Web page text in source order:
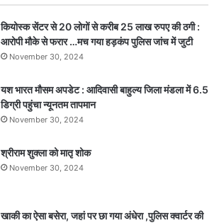
कियोस्क सेंटर से 20 लोगों से करीब 25 लाख रुपए की ठगी :
आरोपी मौके से फरार …मच गया हड़कंप पुलिस जांच में जुटी
November 30, 2024
यश भारत मौसम अपडेट : आदिवासी बाहुल्य जिला मंडला में 6.5
डिग्री पहुंचा न्यूनतम तापमान
November 30, 2024
श्रीराम शुक्ला को मातृ शोक
November 30, 2024
खाकी का ऐसा बसेरा, जहां पर छा गया अंधेरा ,पुलिस क्वार्टर की